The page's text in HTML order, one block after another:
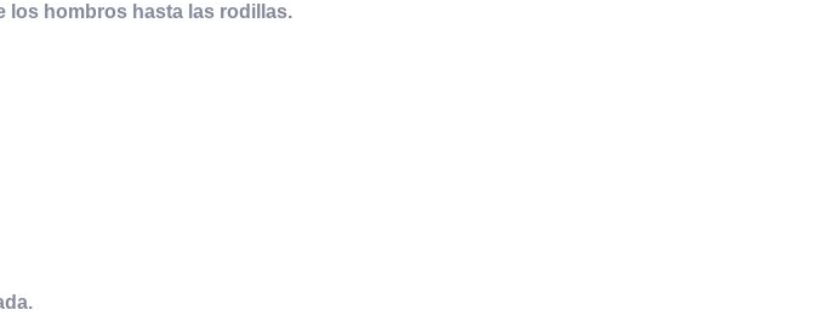
los hombros hasta las rodillas.